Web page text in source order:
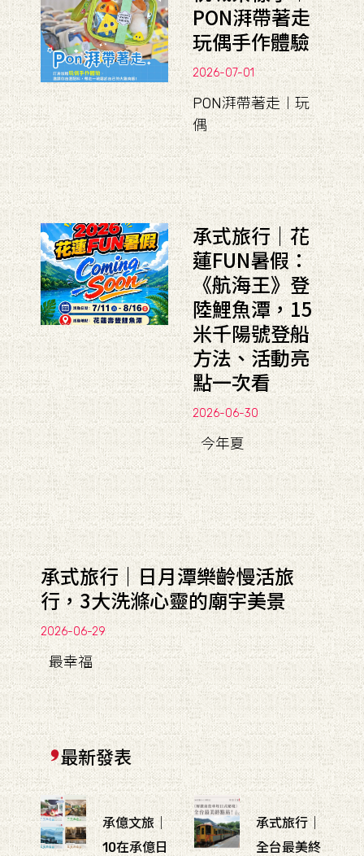
PON湃帶著走
玩偶手作體驗
2026-07-01
PON湃帶著走︱玩
偶
承式旅行｜花
蓮FUN暑假：
《航海王》登
陸鯉魚潭，15
米千陽號登船
方法、活動亮
點一次看
2026-06-30
今年夏
承式旅行｜日月潭樂齡慢活旅
行，3大洗滌心靈的廟宇美景
2026-06-29
最幸福
最新發表
承億文旅｜
10在承億日
承式旅行｜
全台最美終